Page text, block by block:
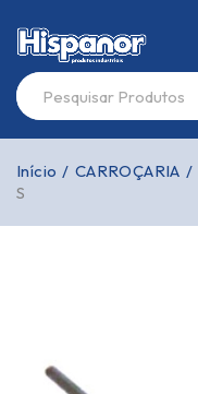
Início / CARROÇARIA /
S